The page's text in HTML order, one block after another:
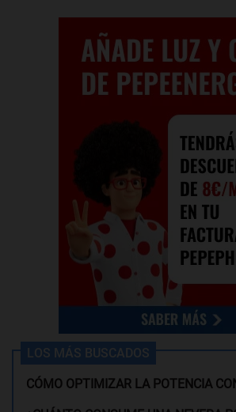
LOS MÁS BUSCADOS
CÓMO OPTIMIZAR LA POTENCIA